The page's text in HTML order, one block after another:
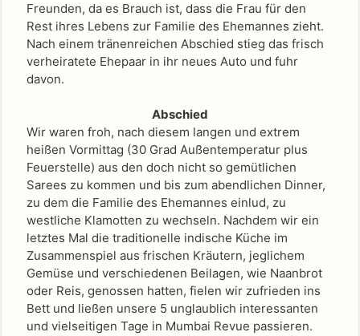
Freunden, da es Brauch ist, dass die Frau für den
Rest ihres Lebens zur Familie des Ehemannes zieht.
Nach einem tränenreichen Abschied stieg das frisch
verheiratete Ehepaar in ihr neues Auto und fuhr
davon.
Abschied
Wir waren froh, nach diesem langen und extrem
heißen Vormittag (30 Grad Außentemperatur plus
Feuerstelle) aus den doch nicht so gemütlichen
Sarees zu kommen und bis zum abendlichen Dinner,
zu dem die Familie des Ehemannes einlud, zu
westliche Klamotten zu wechseln. Nachdem wir ein
letztes Mal die traditionelle indische Küche im
Zusammenspiel aus frischen Kräutern, jeglichem
Gemüse und verschiedenen Beilagen, wie Naanbrot
oder Reis, genossen hatten, fielen wir zufrieden ins
Bett und ließen unsere 5 unglaublich interessanten
und vielseitigen Tage in Mumbai Revue passieren.